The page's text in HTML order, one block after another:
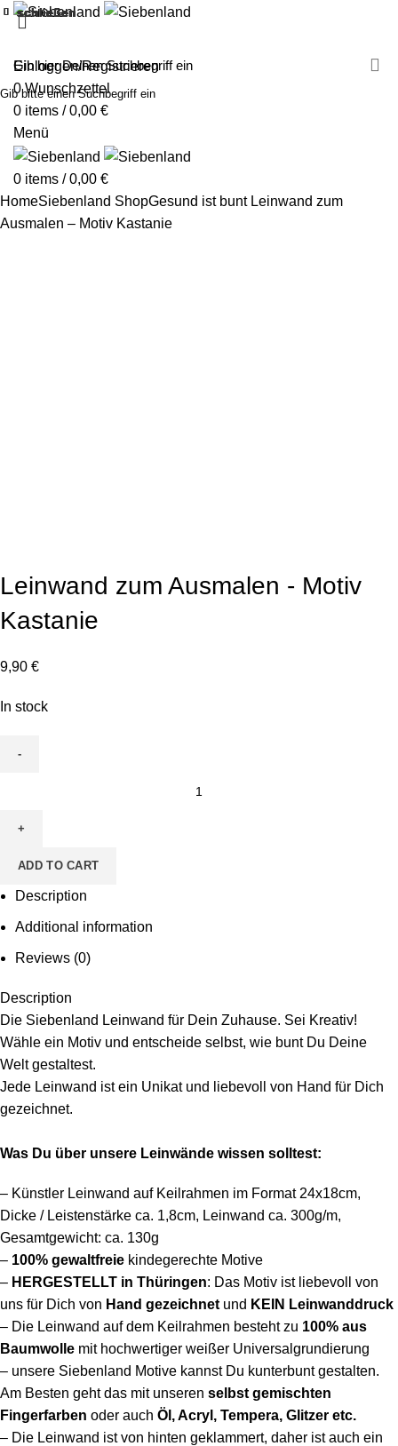
Einloggen/Registrieren
0Wunschzettel
0 items / 0,00 €
Menü
0 items / 0,00 €
HomeSiebenland ShopGesund ist buntLeinwand zum
Ausmalen – Motiv Kastanie
Leinwand zum Ausmalen - Motiv
Kastanie
9,90 €
In stock
Ausmalen
Motiv
Kastanie
ADD TO CART
Description
Additional information
Reviews (0)
Description
Die Siebenland Leinwand für Dein Zuhause. Sei Kreativ!
Wähle ein Motiv und entscheide selbst, wie bunt Du Deine
Welt gestaltest.
Jede Leinwand ist ein Unikat und liebevoll von Hand für Dich
gezeichnet.
Was Du über unsere Leinwände wissen solltest:
– Künstler Leinwand auf Keilrahmen im Format 24x18cm,
Dicke / Leistenstärke ca. 1,8cm, Leinwand ca. 300g/m,
Gesamtgewicht: ca. 130g
– 100% gewaltfreie kindegerechte Motive
– HERGESTELLT in Thüringen: Das Motiv ist liebevoll von
uns für Dich von Hand gezeichnet und KEIN Leinwanddruck
– Die Leinwand auf dem Keilrahmen bestehtzu 100% aus
Baumwolle mit hochwertiger weißer Universalgrundierung
– unsere Siebenland Motive kannst Du kunterbunt gestalten.
Am Besten geht das mit unseren selbst gemischten
Fingerfarben oder auch Öl, Acryl, Tempera, Glitzer etc.
– Die Leinwand ist von hinten geklammert, daher ist auch ein
schließen
schließen
schließen
schließen
schließen
schließen
schließen
schließen
schließen
schließen
schließen
schließen
schließen
schließen
schließen
schließen
schließen
schließen
Gib bitte einen Suchbegriff ein